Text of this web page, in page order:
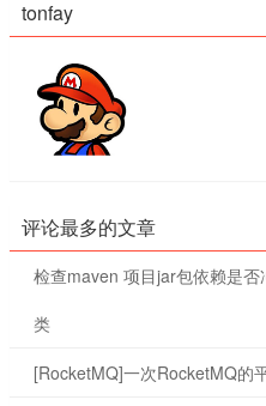
tonfay
评论最多的文章
检查maven 项目jar包依赖是否
类
[RocketMQ]一次RocketMQ的